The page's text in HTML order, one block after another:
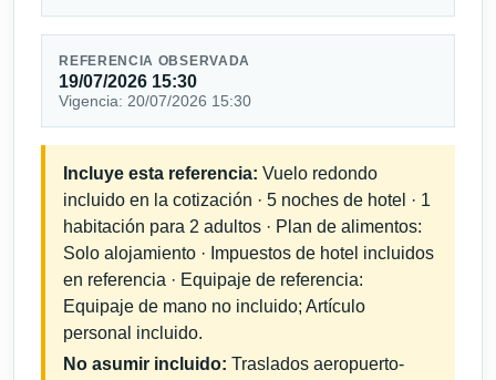
REFERENCIA OBSERVADA
19/07/2026 15:30
Vigencia: 20/07/2026 15:30
Incluye esta referencia: Vuelo redondo
incluido en la cotización · 5 noches de hotel · 1
habitación para 2 adultos · Plan de alimentos:
Solo alojamiento · Impuestos de hotel incluidos
en referencia · Equipaje de referencia:
Equipaje de mano no incluido; Artículo
personal incluido.
No asumir incluido: Traslados aeropuerto-